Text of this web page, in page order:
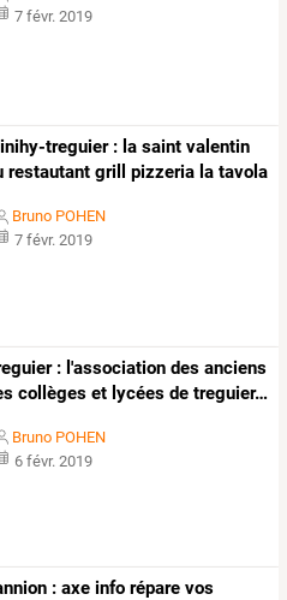
7 févr. 2019
treguier : la saint valentin
restautant grill pizzeria la tavola
Bruno POHEN
7 févr. 2019
: l'association des anciens
collèges et lycées de treguier…
Bruno POHEN
6 févr. 2019
: axe info répare vos